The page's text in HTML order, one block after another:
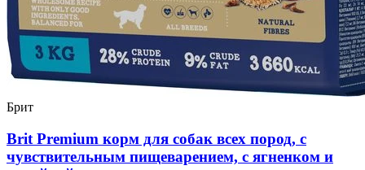
Брит
Brit Premium корм для собак всех пород, с
чувствительным пищеварением, с ягненком и